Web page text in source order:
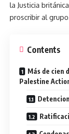
la Justicia
proscribir al
Contents
Más de cien
Palestine